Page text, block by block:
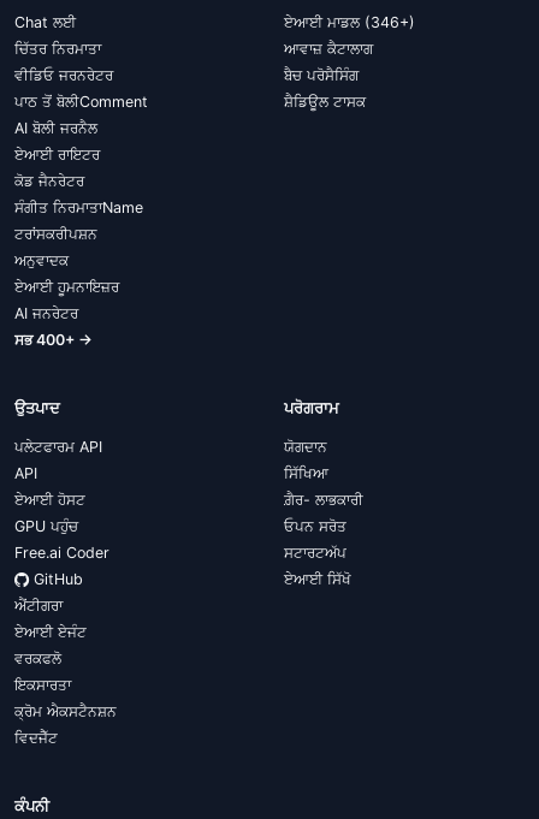
Chat ਲਈ
ਚਿੱਤਰ ਨਿਰਮਾਤਾ
ਵੀਡਿਓ ਜਰਨਰੇਟਰ
ਪਾਠ ਤੋਂ ਬੋਲੀComment
AI ਬੋਲੀ ਜਰਨੈਲ
ਏਆਈ ਰਾਇਟਰ
ਕੋਡ ਜੈਨਰੇਟਰ
ਸੰਗੀਤ ਨਿਰਮਾਤਾName
ਟਰਾਂਸਕਰੀਪਸ਼ਨ
ਅਨੁਵਾਦਕ
ਏਆਈ ਹੂਮਨਾਇਜ਼ਰ
AI ਜਨਰੇਟਰ
ਸਭ 400+ →
ਏਆਈ ਮਾਡਲ (346+)
ਆਵਾਜ਼ ਕੈਟਾਲਾਗ
ਬੈਚ ਪਰੋਸੈਸਿੰਗ
ਸ਼ੈਡਿਊਲ ਟਾਸਕ
ਉਤਪਾਦ
ਪਲੇਟਫਾਰਮ API
API
ਏਆਈ ਹੋਸਟ
GPU ਪਹੁੰਚ
Free.ai Coder
GitHub
ਐਂਟੀਗਰਾ
ਏਆਈ ਏਜੰਟ
ਵਰਕਫਲੋ
ਇਕਸਾਰਤਾ
ਕ੍ਰੋਮ ਐਕਸਟੈਨਸ਼ਨ
ਵਿਦਜੈੱਟ
ਪਰੋਗਰਾਮ
ਯੋਗਦਾਨ
ਸਿੱਖਿਆ
ਗ਼ੈਰ- ਲਾਭਕਾਰੀ
ਓਪਨ ਸਰੋਤ
ਸਟਾਰਟਅੱਪ
ਏਆਈ ਸਿੱਖੋ
ਕੰਪਨੀ